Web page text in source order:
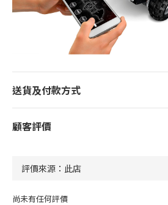
送貨及付款方式
顧客評價
尚未有任何評價